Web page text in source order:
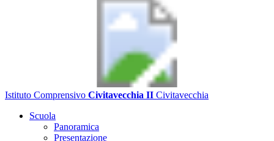
Istituto Comprensivo Civitavecchia II Civitavecchia
Scuola
Panoramica
Presentazione